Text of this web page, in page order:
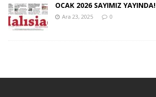
OCAK 2026 SAYIMIZ YAYINDA!
Ara 23, 2025 0